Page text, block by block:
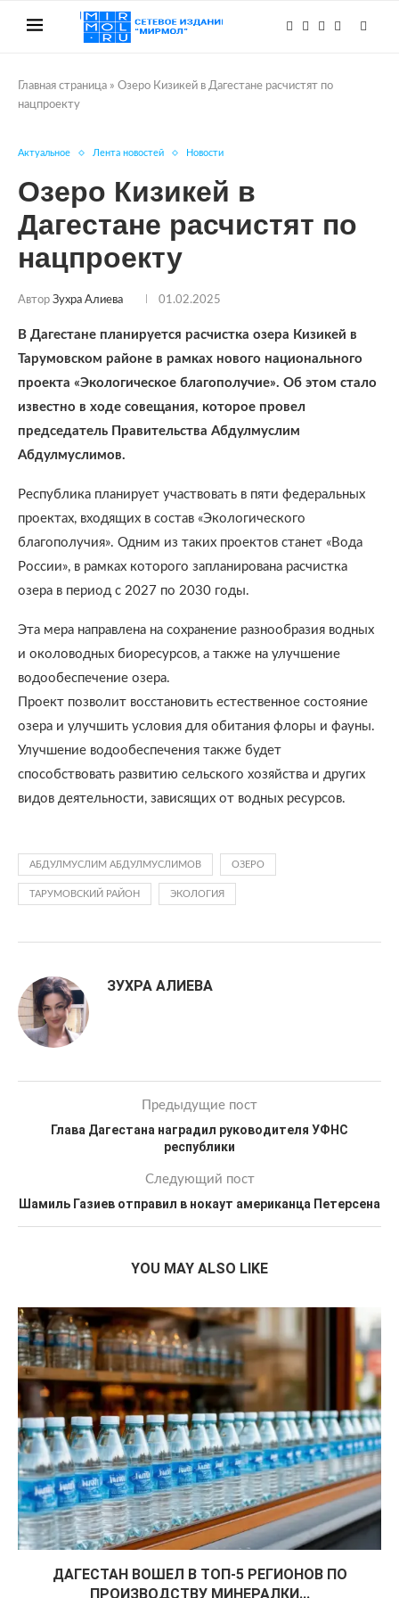
Главная страница » Озеро Кизикей в Дагестане расчистят по
нацпроекту
Актуальное Лента новостей Новости
Озеро Кизикей в
Дагестане расчистят по
нацпроекту
Автор Зухра Алиева 01.02.2025
В Дагестане планируется расчистка озера Кизикей в
Тарумовском районе в рамках нового национального
проекта «Экологическое благополучие». Об этом стало
известно в ходе совещания, которое провел
председатель Правительства Абдулмуслим
Абдулмуслимов.
Республика планирует участвовать в пяти федеральных
проектах, входящих в состав «Экологического
благополучия». Одним из таких проектов станет «Вода
России», в рамках которого запланирована расчистка
озера в период с 2027 по 2030 годы.
Эта мера направлена на сохранение разнообразия водных
и околоводных биоресурсов, а также на улучшение
водообеспечение озера.
Проект позволит восстановить естественное состояние
озера и улучшить условия для обитания флоры и фауны.
Улучшение водообеспечения также будет
способствовать развитию сельского хозяйства и других
видов деятельности, зависящих от водных ресурсов.
АБДУЛМУСЛИМ АБДУЛМУСЛИМОВ ОЗЕРО
ТАРУМОВСКИЙ РАЙОН ЭКОЛОГИЯ
ЗУХРА АЛИЕВА
Предыдущие пост
Глава Дагестана наградил руководителя УФНС
республики
Следующий пост
Шамиль Газиев отправил в нокаут американца Петерсена
YOU MAY ALSO LIKE
ДАГЕСТАН ВОШЕЛ В ТОП-5 РЕГИОНОВ ПО
ПРОИЗВОДСТВУ МИНЕРАЛКИ...